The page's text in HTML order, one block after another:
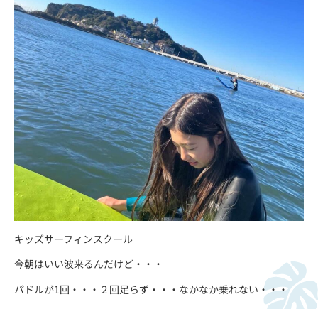
キッズサーフィンスクール
今朝はいい波来るんだけど・・・
パドルが1回・・・２回足らず・・・なかなか乗れない・・・